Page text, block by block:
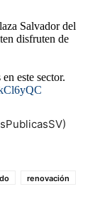
Salvador del
disfruten de
este sector.
renovación